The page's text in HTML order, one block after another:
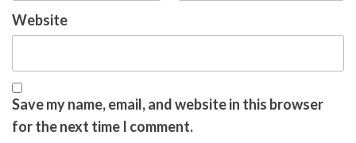
Website
Save my name, email, and website in this browser
for the next time I comment.